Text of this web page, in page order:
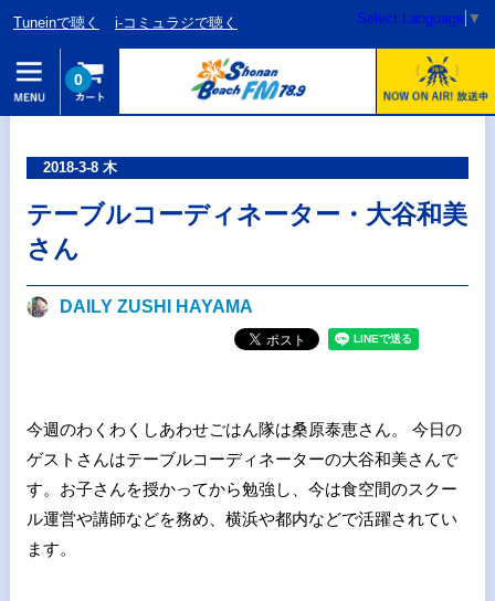
Tuneinで聴く i-コミュラジで聴く Select Language ▼
0
2018-3-8 木
テーブルコーディネーター・大谷和美
さん
DAILY ZUSHI HAYAMA
今週のわくわくしあわせごはん隊は桑原泰恵さん。 今日の
ゲストさんはテーブルコーディネーターの大谷和美さんで
す。お子さんを授かってから勉強し、今は食空間のスクー
ル運営や講師などを務め、横浜や都内などで活躍されてい
ます。